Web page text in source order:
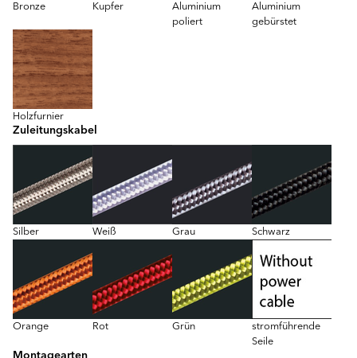
Bronze Kupfer
Aluminium
poliert
Aluminium
gebürstet
Holzfurnier
Zuleitungskabel
Silber Weiß Grau Schwarz
Orange Rot Grün
stromführende
Seile